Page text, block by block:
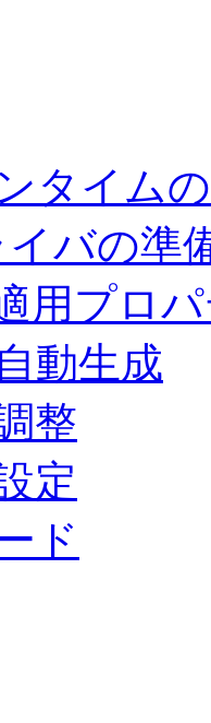
タイム
イバの準
用プロ
動生成
整
定
ド